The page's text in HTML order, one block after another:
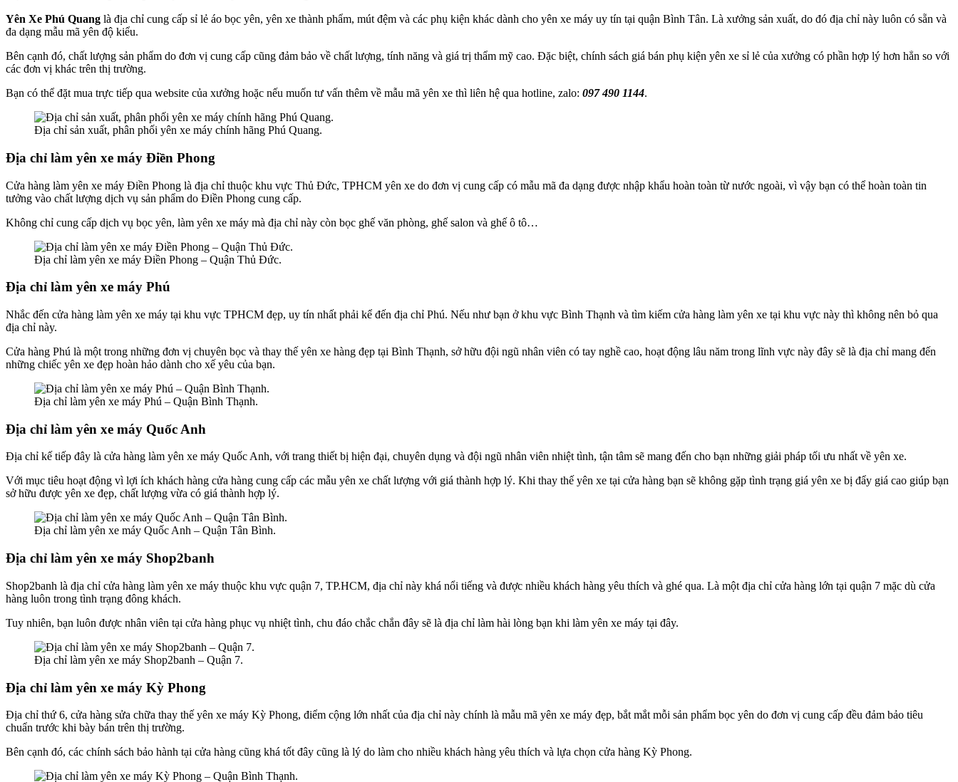
Yên Xe Phú Quang là địa chỉ cung cấp sỉ lẻ áo bọc yên, yên xe thành phẩm, mút đệm và các phụ kiện khác dành cho yên xe máy uy tín tại quận Bình Tân. Là xưởng sản xuất, do đó địa chỉ này luôn có sẵn và
đa dạng mẫu mã yên độ kiểu.
Bên cạnh đó, chất lượng sản phẩm do đơn vị cung cấp cũng đảm bảo về chất lượng, tính năng và giá trị thẩm mỹ cao. Đặc biệt, chính sách giá bán phụ kiện yên xe sỉ lẻ của xưởng có phần hợp lý hơn hẳn so với
các đơn vị khác trên thị trường.
Bạn có thể đặt mua trực tiếp qua website của xưởng hoặc nếu muốn tư vấn thêm về mẫu mã yên xe thì liên hệ qua hotline, zalo: 097 490 1144.
Địa chỉ sản xuất, phân phối yên xe máy chính hãng Phú Quang.
Địa chỉ làm yên xe máy Điền Phong
Cửa hàng làm yên xe máy Điền Phong là địa chỉ thuộc khu vực Thủ Đức, TPHCM yên xe do đơn vị cung cấp có mẫu mã đa dạng được nhập khẩu hoàn toàn từ nước ngoài, vì vậy bạn có thể hoàn toàn tin
tưởng vào chất lượng dịch vụ sản phẩm do Điền Phong cung cấp.
Không chỉ cung cấp dịch vụ bọc yên, làm yên xe máy mà địa chỉ này còn bọc ghế văn phòng, ghế salon và ghế ô tô…
Địa chỉ làm yên xe máy Điền Phong – Quận Thủ Đức.
Địa chỉ làm yên xe máy Phú
Nhắc đến cửa hàng làm yên xe máy tại khu vực TPHCM đẹp, uy tín nhất phải kể đến địa chỉ Phú. Nếu như bạn ở khu vực Bình Thạnh và tìm kiếm cửa hàng làm yên xe tại khu vực này thì không nên bỏ qua
địa chỉ này.
Cửa hàng Phú là một trong những đơn vị chuyên bọc và thay thế yên xe hàng đẹp tại Bình Thạnh, sở hữu đội ngũ nhân viên có tay nghề cao, hoạt động lâu năm trong lĩnh vực này đây sẽ là địa chỉ mang đến
những chiếc yên xe đẹp hoàn hảo dành cho xế yêu của bạn.
Địa chỉ làm yên xe máy Phú – Quận Bình Thạnh.
Địa chỉ làm yên xe máy Quốc Anh
Địa chỉ kế tiếp đây là cửa hàng làm yên xe máy Quốc Anh, với trang thiết bị hiện đại, chuyên dụng và đội ngũ nhân viên nhiệt tình, tận tâm sẽ mang đến cho bạn những giải pháp tối ưu nhất về yên xe.
Với mục tiêu hoạt động vì lợi ích khách hàng cửa hàng cung cấp các mẫu yên xe chất lượng với giá thành hợp lý. Khi thay thế yên xe tại cửa hàng bạn sẽ không gặp tình trạng giá yên xe bị đẩy giá cao giúp bạn
sở hữu được yên xe đẹp, chất lượng vừa có giá thành hợp lý.
Địa chỉ làm yên xe máy Quốc Anh – Quận Tân Bình.
Địa chỉ làm yên xe máy Shop2banh
Shop2banh là địa chỉ cửa hàng làm yên xe máy thuộc khu vực quận 7, TP.HCM, địa chỉ này khá nổi tiếng và được nhiều khách hàng yêu thích và ghé qua. Là một địa chỉ cửa hàng lớn tại quận 7 mặc dù cửa
hàng luôn trong tình trạng đông khách.
Tuy nhiên, bạn luôn được nhân viên tại cửa hàng phục vụ nhiệt tình, chu đáo chắc chắn đây sẽ là địa chỉ làm hài lòng bạn khi làm yên xe máy tại đây.
Địa chỉ làm yên xe máy Shop2banh – Quận 7.
Địa chỉ làm yên xe máy Kỳ Phong
Địa chỉ thứ 6, cửa hàng sửa chữa thay thế yên xe máy Kỳ Phong, điểm cộng lớn nhất của địa chỉ này chính là mẫu mã yên xe máy đẹp, bắt mắt mỗi sản phẩm bọc yên do đơn vị cung cấp đều đảm bảo tiêu
chuẩn trước khi bày bán trên thị trường.
Bên cạnh đó, các chính sách bảo hành tại cửa hàng cũng khá tốt đây cũng là lý do làm cho nhiều khách hàng yêu thích và lựa chọn cửa hàng Kỳ Phong.